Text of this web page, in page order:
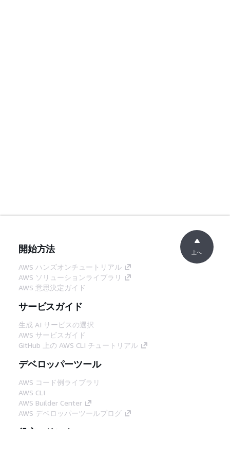
開始方法
AWS ハンズオンチュートリアル
AWS ソリューションライブラリ
AWS 意思決定ガイド
サービスガイド
生成 AI サービスの選択
AWS サービスガイド
GitHub 上の AWS CLI チュートリアル
デベロッパーツール
AWS コード例ライブラリ
AWS CLI
AWS Builder Center
AWS デベロッパーツールブログ
役立つリンク
上へ